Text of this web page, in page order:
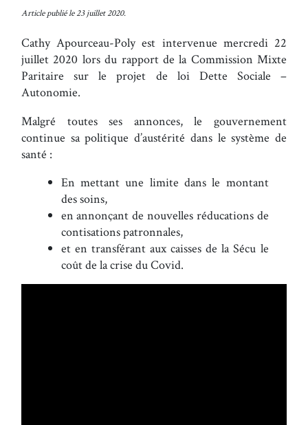
Article publié le 23 juillet 2020.
Cathy Apourceau-Poly est intervenue mercredi 22
juillet 2020 lors du rapport de la Commission Mixte
Paritaire sur le projet de loi Dette Sociale –
Autonomie.
Malgré toutes ses annonces, le gouvernement
continue sa politique d’austérité dans le système de
santé :
En mettant une limite dans le montant
des soins,
en annonçant de nouvelles réducations de
contisations patronnales,
et en transférant aux caisses de la Sécu le
coût de la crise du Covid.